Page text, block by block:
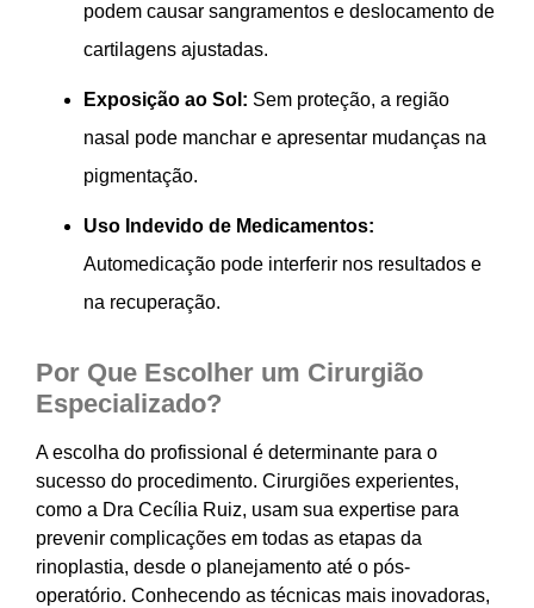
podem causar sangramentos e deslocamento de
cartilagens ajustadas.
Exposição ao Sol: Sem proteção, a região
nasal pode manchar e apresentar mudanças na
pigmentação.
Uso Indevido de Medicamentos:
Automedicação pode interferir nos resultados e
na recuperação.
Por Que Escolher um Cirurgião
Especializado?
A escolha do profissional é determinante para o
sucesso do procedimento. Cirurgiões experientes,
como a Dra Cecília Ruiz, usam sua expertise para
prevenir complicações em todas as etapas da
rinoplastia, desde o planejamento até o pós-
operatório. Conhecendo as técnicas mais inovadoras,